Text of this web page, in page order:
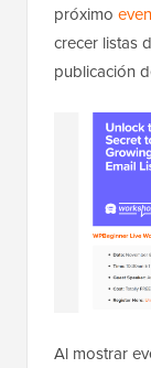
próximo
crecer listas
publicación
Al mostrar